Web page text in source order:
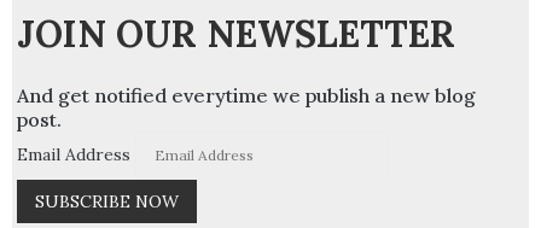
JOIN OUR NEWSLETTER
And get notified everytime we publish a new blog
post.
Email Address